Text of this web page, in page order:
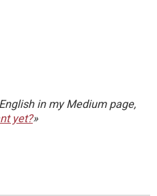
in my Medium page,
yet?»